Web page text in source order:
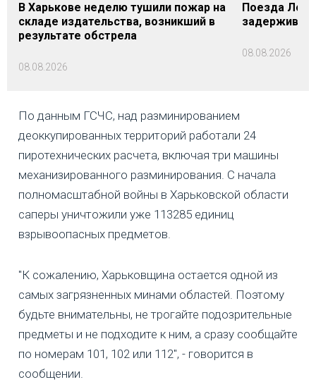
В Харькове неделю тушили пожар на
складе издательства, возникший в
результате обстрела
08.08.2026
Поезда
08.08.2026
По данным ГСЧС, над разминированием
деоккупированных территорий работали 24
пиротехнических расчета, включая три машины
механизированного разминирования. С начала
полномасштабной войны в Харьковской области
саперы уничтожили уже 113285 единиц
взрывоопасных предметов.
"К сожалению, Харьковщина остается одной из
самых загрязненных минами областей. Поэтому
будьте внимательны, не трогайте подозрительные
предметы и не подходите к ним, а сразу сообщайте
по номерам 101, 102 или 112", - говорится в
сообщении.